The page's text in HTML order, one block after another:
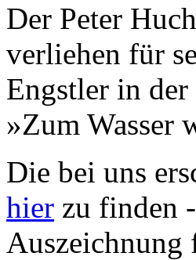
Der Peter
verliehen für
Engstler in der
»Zum Wasser
Die bei uns
hier zu finden
Auszeichnung